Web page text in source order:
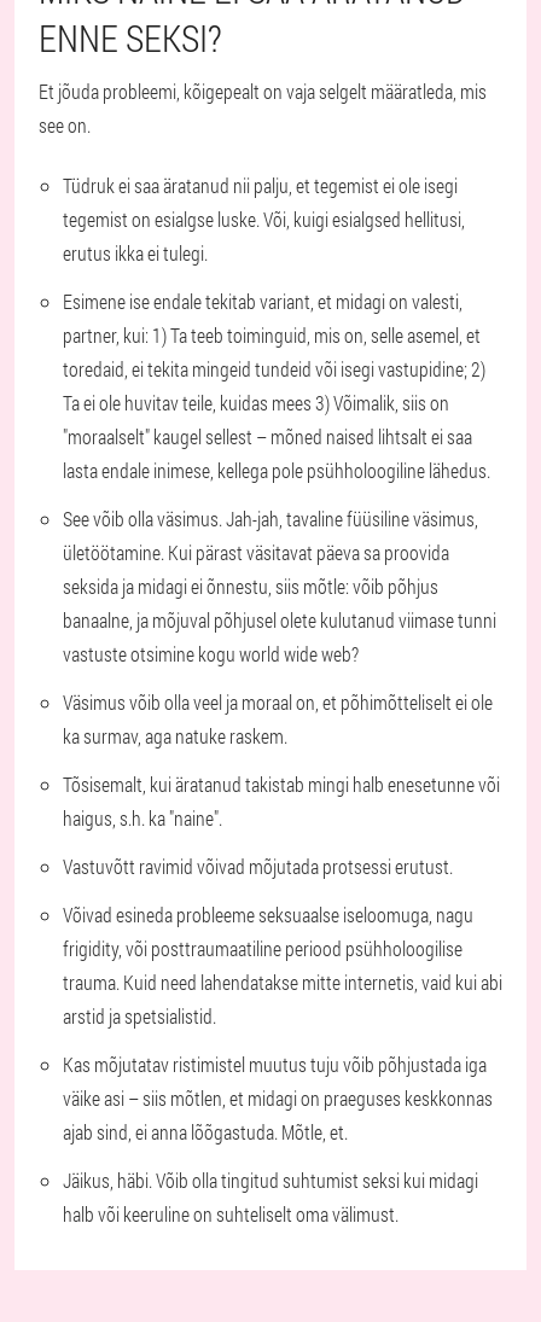
ENNE SEKSI?
Et jõuda probleemi, kõigepealt on vaja selgelt määratleda, mis
see on.
Tüdruk ei saa äratanud nii palju, et tegemist ei ole isegi
tegemist on esialgse luske. Või, kuigi esialgsed hellitusi,
erutus ikka ei tulegi.
Esimene ise endale tekitab variant, et midagi on valesti,
partner, kui: 1) Ta teeb toiminguid, mis on, selle asemel, et
toredaid, ei tekita mingeid tundeid või isegi vastupidine; 2)
Ta ei ole huvitav teile, kuidas mees 3) Võimalik, siis on
"moraalselt" kaugel sellest – mõned naised lihtsalt ei saa
lasta endale inimese, kellega pole psühholoogiline lähedus.
See võib olla väsimus. Jah-jah, tavaline füüsiline väsimus,
ületöötamine. Kui pärast väsitavat päeva sa proovida
seksida ja midagi ei õnnestu, siis mõtle: võib põhjus
banaalne, ja mõjuval põhjusel olete kulutanud viimase tunni
vastuste otsimine kogu world wide web?
Väsimus võib olla veel ja moraal on, et põhimõtteliselt ei ole
ka surmav, aga natuke raskem.
Tõsisemalt, kui äratanud takistab mingi halb enesetunne või
haigus, s.h. ka "naine".
Vastuvõtt ravimid võivad mõjutada protsessi erutust.
Võivad esineda probleeme seksuaalse iseloomuga, nagu
frigidity, või posttraumaatiline periood psühholoogilise
trauma. Kuid need lahendatakse mitte internetis, vaid kui abi
arstid ja spetsialistid.
Kas mõjutatav ristimistel muutus tuju võib põhjustada iga
väike asi – siis mõtlen, et midagi on praeguses keskkonnas
ajab sind, ei anna lõõgastuda. Mõtle, et.
Jäikus, häbi. Võib olla tingitud suhtumist seksi kui midagi
halb või keeruline on suhteliselt oma välimust.